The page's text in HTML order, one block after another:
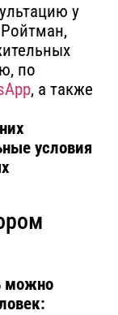
у
по
, а также
условия
можно